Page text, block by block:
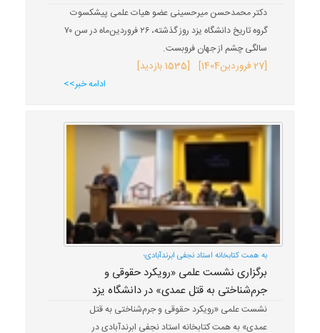
دکتر محمدحسن میرحسینی عضو هیات علمی پیشکسوت
گروه تاریخ دانشگاه یزد روز گذشته، ۲۶ فروردین‌ماه در سن ۷۰
سالگی چشم از جهان فروبست.
[27 فروردین 1404] [1535 بازدید]
ادامه خبر>>
به همت کتابخانه استاد نجفی ابرندآبادی؛
برگزاری نشست علمی «رویکرد حقوقی و
جرم‌شناختی به قتل عمدی» در دانشگاه یزد
نشست علمی «رویکرد حقوقی و جرم‌شناختی به قتل
عمدی» به همت کتابخانه استاد نجفی ابرندآبادی در